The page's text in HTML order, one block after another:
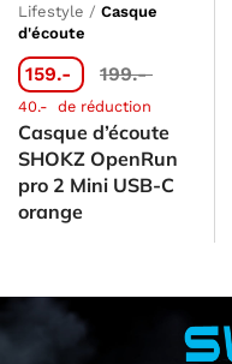
Lifestyle / Casque
d'écoute
159.- 199.-
40.- de réduction
Casque d’écoute
SHOKZ OpenRun
pro 2 Mini USB-C
orange